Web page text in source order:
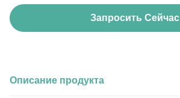
Запросить Сейчас
Описание продукта